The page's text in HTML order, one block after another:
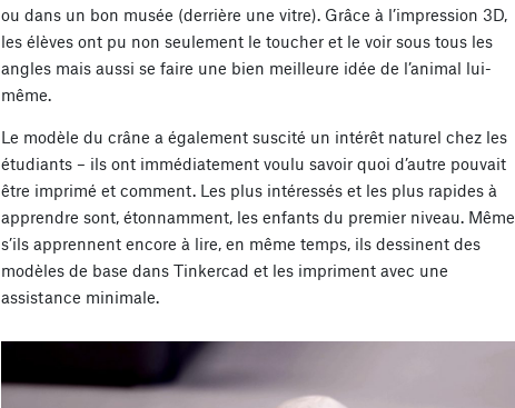
ou dans un bon musée (derrière une vitre). Grâce à l’impression 3D,
les élèves ont pu non seulement le toucher et le voir sous tous les
angles mais aussi se faire une bien meilleure idée de l’animal lui-
même.
Le modèle du crâne a également suscité un intérêt naturel chez les
étudiants – ils ont immédiatement voulu savoir quoi d’autre pouvait
être imprimé et comment. Les plus intéressés et les plus rapides à
apprendre sont, étonnamment, les enfants du premier niveau. Même
s’ils apprennent encore à lire, en même temps, ils dessinent des
modèles de base dans Tinkercad et les impriment avec une
assistance minimale.